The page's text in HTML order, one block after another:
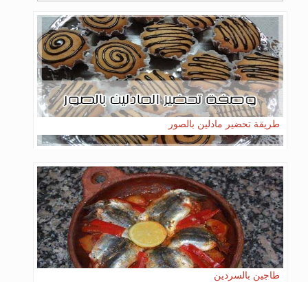
طريقة تحضير مادلين بالصور
طاجين بالسردين